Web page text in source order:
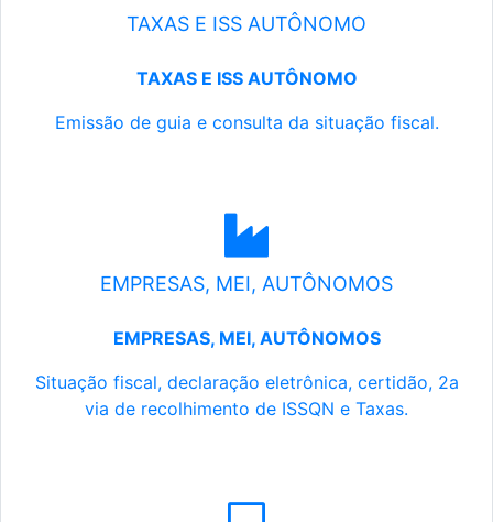
TAXAS E ISS AUTÔNOMO
TAXAS E ISS AUTÔNOMO
Emissão de guia e consulta da situação fiscal.
EMPRESAS, MEI, AUTÔNOMOS
EMPRESAS, MEI, AUTÔNOMOS
Situação fiscal, declaração eletrônica, certidão, 2a
via de recolhimento de ISSQN e Taxas.